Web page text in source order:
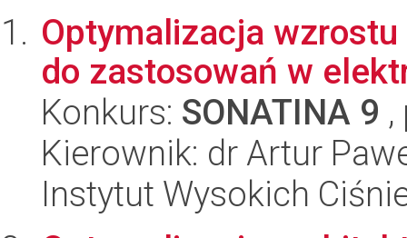
Optymalizacja
do zastosowań w
Konkurs: SONATINA 9
Kierownik: dr Artur
Instytut Wysokich